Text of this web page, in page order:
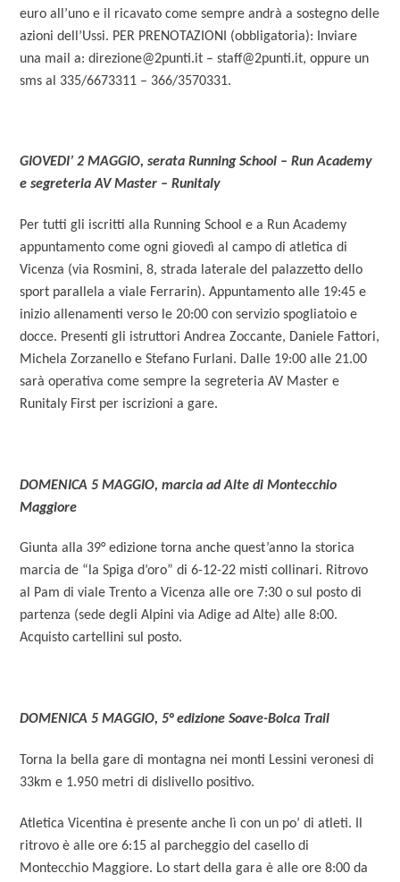
euro all’uno e il ricavato come sempre andrà a sostegno delle
azioni dell’Ussi. PER PRENOTAZIONI (obbligatoria): Inviare
una mail a: direzione@2punti.it – staff@2punti.it, oppure un
sms al 335/6673311 – 366/3570331.
GIOVEDI’ 2 MAGGIO, serata Running School – Run Academy
e segreteria AV Master – Runitaly
Per tutti gli iscritti alla Running School e a Run Academy
appuntamento come ogni giovedì al campo di atletica di
Vicenza (via Rosmini, 8, strada laterale del palazzetto dello
sport parallela a viale Ferrarin). Appuntamento alle 19:45 e
inizio allenamenti verso le 20:00 con servizio spogliatoio e
docce. Presenti gli istruttori Andrea Zoccante, Daniele Fattori,
Michela Zorzanello e Stefano Furlani. Dalle 19:00 alle 21.00
sarà operativa come sempre la segreteria AV Master e
Runitaly First per iscrizioni a gare.
DOMENICA 5 MAGGIO, marcia ad Alte di Montecchio
Maggiore
Giunta alla 39° edizione torna anche quest’anno la storica
marcia de “la Spiga d’oro” di 6-12-22 misti collinari. Ritrovo
al Pam di viale Trento a Vicenza alle ore 7:30 o sul posto di
partenza (sede degli Alpini via Adige ad Alte) alle 8:00.
Acquisto cartellini sul posto.
DOMENICA 5 MAGGIO, 5° edizione Soave-Bolca Trail
Torna la bella gare di montagna nei monti Lessini veronesi di
33km e 1.950 metri di dislivello positivo.
Atletica Vicentina è presente anche lì con un po’ di atleti. Il
ritrovo è alle ore 6:15 al parcheggio del casello di
Montecchio Maggiore. Lo start della gara è alle ore 8:00 da